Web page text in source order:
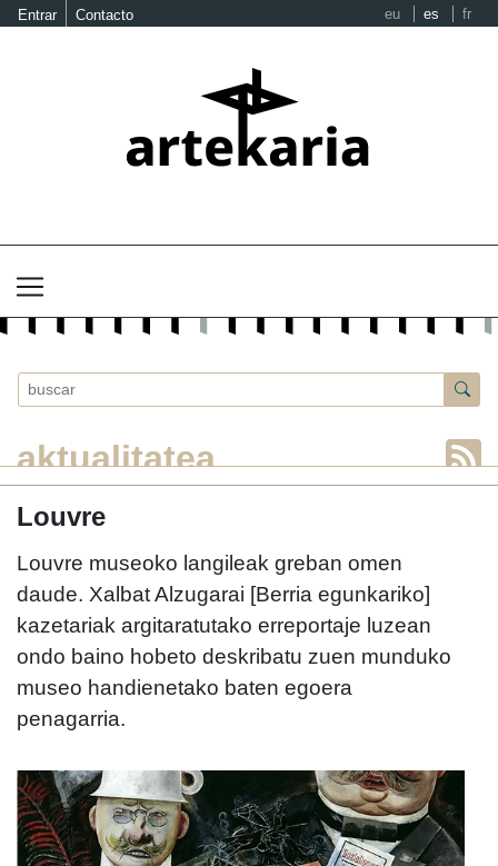
Entrar Contacto eu es fr
aktualitatea
Louvre
Louvre museoko langileak greban omen
daude. Xalbat Alzugarai [Berria egunkariko]
kazetariak argitaratutako erreportaje luzean
ondo baino hobeto deskribatu zuen munduko
museo handienetako baten egoera
penagarria.